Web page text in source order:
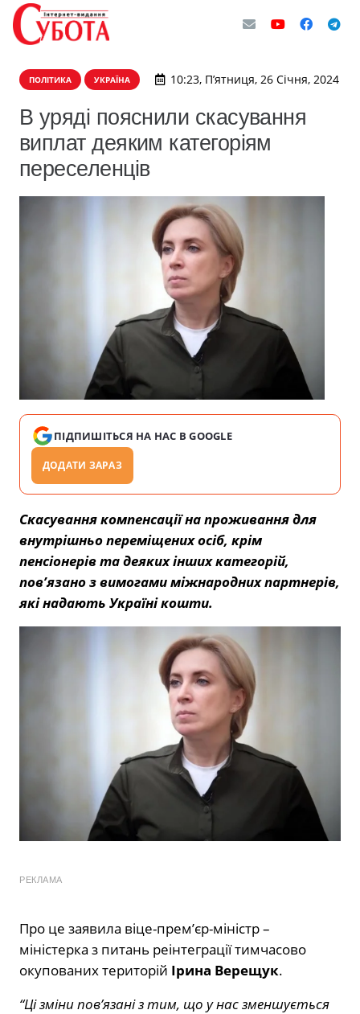
ПОЛІТИКА УКРАЇНА 10:23, П’ятниця, 26 Січня, 2024
В уряді пояснили скасування
виплат деяким категоріям
переселенців
ПІДПИШІТЬСЯ НА НАС В GOOGLE
ДОДАТИ ЗАРАЗ
Скасування компенсації на проживання для
внутрішньо переміщених осіб, крім
пенсіонерів та деяких інших категорій,
пов’язано з вимогами міжнародних партнерів,
які надають Україні кошти.
РЕКЛАМА
Про це заявила віце-прем’єр-міністр –
міністерка з питань реінтеграції тимчасово
окупованих територій Ірина Верещук.
“Ці зміни пов’язані з тим, що у нас зменшується